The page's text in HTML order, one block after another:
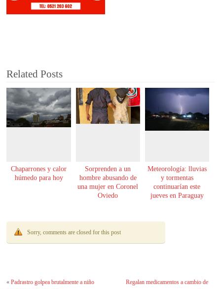
Related Posts
Chaparrones y calor
húmedo para hoy
Sorprenden a un
hombre abusando de
una mujer en Coronel
Oviedo
Meteorología: lluvias
y tormentas
continuarían este
jueves en Paraguay
Sorry, comments are closed for this post
«Padrastro golpea brutalmente a niño
Regalan medicamentos a cambio de